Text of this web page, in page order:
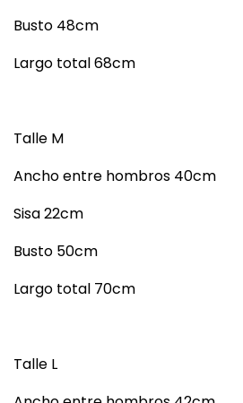
Busto 48cm
Largo total 68cm
Talle M
Ancho entre hombros 40cm
Sisa 22cm
Busto 50cm
Largo total 70cm
Talle L